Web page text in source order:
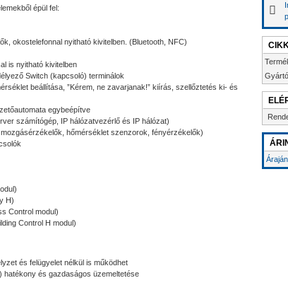
épül fel:
okostelefonnal nyitható kivitelben. (Bluetooth, NFC)
is nyitható kivitelben
Switch (kapcsoló) terminálok
beállítása, ”Kérem, ne zavarjanak!” kiírás, szellőztetés ki- és
egybeépítve
számítógép, IP hálózatvezérlő és IP hálózat)
hőmérséklet szenzorok, fényérzékelők)
H)
Control modul)
Control H modul)
és felügyelet nélkül is működhet
hatékony és gazdaságos üzemeltetése